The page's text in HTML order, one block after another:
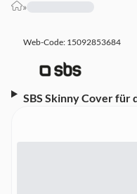
»
Web-Code: 15092853684
SBS Skinny Cover für